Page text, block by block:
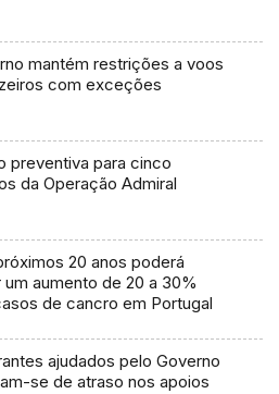
mantém restrições a voos
com exceções
preventiva para cinco
da Operação Admiral
20 anos poderá
um aumento de 20 a 30%
de cancro em Portugal
ajudados pelo Governo
se de atraso nos apoios